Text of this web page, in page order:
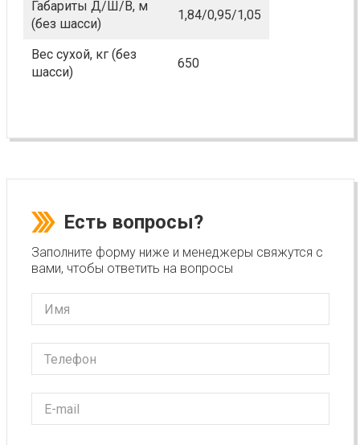
Габариты Д/Ш/В, м
(без шасси)
1,84/0,95/1,05
Вес сухой, кг (без
шасси)
650
Есть вопросы?
Заполните форму ниже и менеджеры свяжутся с
вами, чтобы ответить на вопросы